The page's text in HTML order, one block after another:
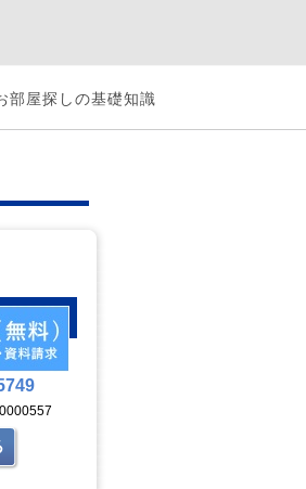
部屋探しの基礎知識